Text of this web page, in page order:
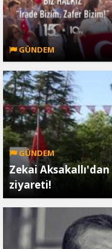
GÜNDEM
GÜNDEM
Zekai
ziyareti!